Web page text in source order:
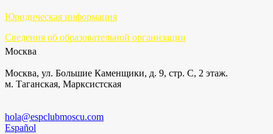
Юридическая информация
Сведения об образовательной организации
Москва
Москва, ул. Большие Каменщики, д. 9, стр. С, 2 этаж.
м. Таганская, Марксистская
hola@espclubmoscu.com
Español